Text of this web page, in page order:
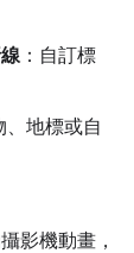
：自訂標
、地標或自
影機動畫，